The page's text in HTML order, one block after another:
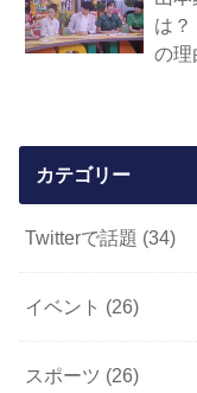
は
の理
カテゴリー
Twitterで話題 (34)
イベント (26)
スポーツ (26)